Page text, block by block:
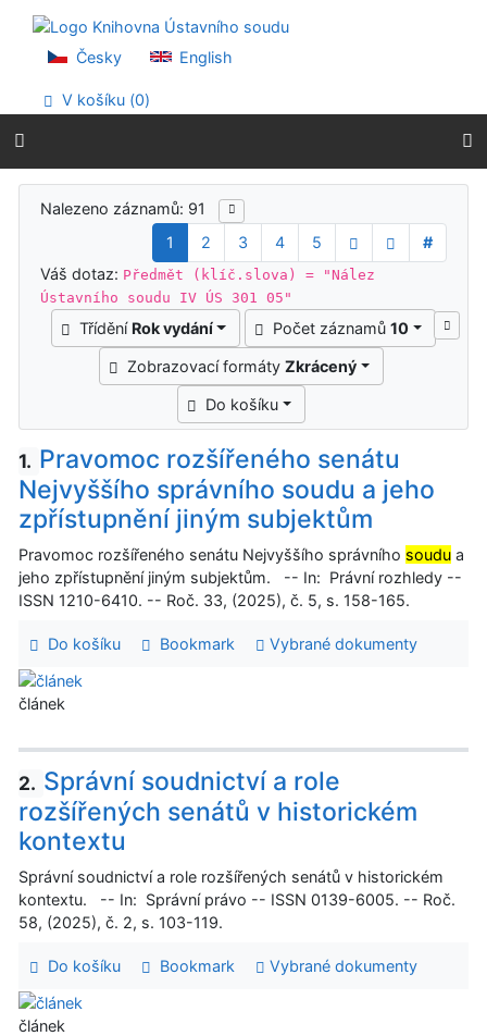
Přejít na menu
Prohlášení o webové přístupnosti
Česky English
V košíku (0)
Výsledky vyhledávání
Nalezeno záznamů: 91
1
2 3 4 5
#
Váš dotaz: Předmět (klíč.slova) = "Nález
Ústavního soudu IV ÚS 301 05"
Třídění Rok vydání Počet záznamů 10
Zobrazovací formáty Zkrácený
Do košíku
1. Pravomoc rozšířeného senátu
Nejvyššího správního soudu a jeho
zpřístupnění jiným subjektům
Pravomoc rozšířeného senátu Nejvyššího správního soudu a
jeho zpřístupnění jiným subjektům. -- In: Právní rozhledy --
ISSN 1210-6410. -- Roč. 33, (2025), č. 5, s. 158-165.
Do košíku Bookmark Vybrané dokumenty
článek
2. Správní soudnictví a role
rozšířených senátů v historickém
kontextu
Správní soudnictví a role rozšířených senátů v historickém
kontextu. -- In: Správní právo -- ISSN 0139-6005. -- Roč.
58, (2025), č. 2, s. 103-119.
Do košíku Bookmark Vybrané dokumenty
článek